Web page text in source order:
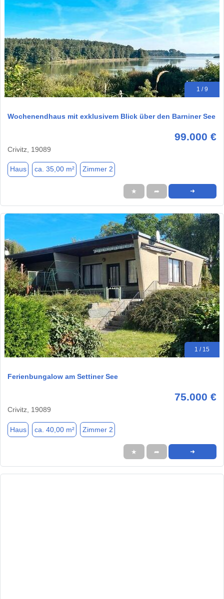
1 / 9
Wochenendhaus mit exklusivem Blick über den Barniner See
99.000 €
Crivitz, 19089
Haus ca. 35,00 m² Zimmer 2
★ ➦ ➜
1 / 15
Ferienbungalow am Settiner See
75.000 €
Crivitz, 19089
Haus ca. 40,00 m² Zimmer 2
★ ➦ ➜